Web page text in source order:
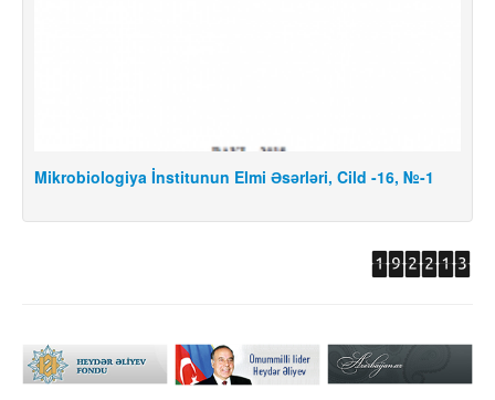
Mikrobiologiya İnstitunun Elmi Əsərləri, Cild -16, №-1